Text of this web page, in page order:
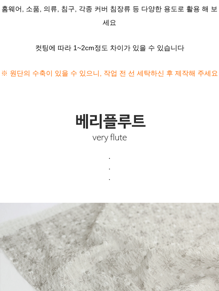
홈웨어, 소품, 의류, 침구, 각종 커버 침장류 등 다양한 용도로 활용 해 보
세요
컷팅에 따라 1~2cm정도 차이가 있을 수 있습니다
※ 원단의 수축이 있을 수 있으니, 작업 전 선 세탁하신 후 제작해 주세요